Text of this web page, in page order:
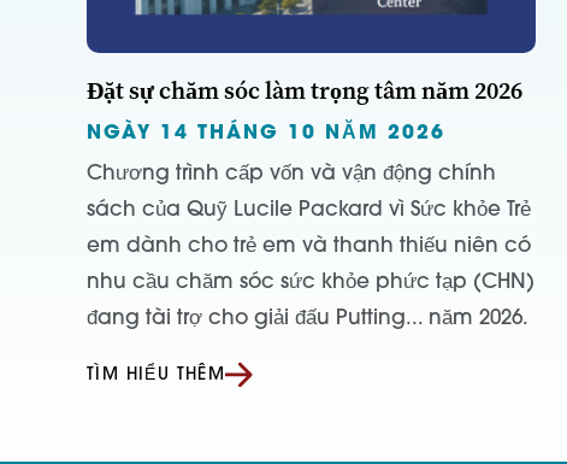
Đặt sự chăm sóc làm trọng tâm năm 2026
NGÀY 14 THÁNG 10 NĂM 2026
Chương trình cấp vốn và vận động chính
sách của Quỹ Lucile Packard vì Sức khỏe Trẻ
em dành cho trẻ em và thanh thiếu niên có
nhu cầu chăm sóc sức khỏe phức tạp (CHN)
đang tài trợ cho giải đấu Putting... năm 2026.
TÌM HIỂU THÊM